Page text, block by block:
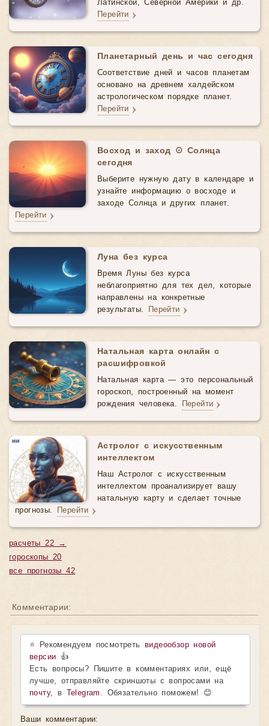
Латинской, Северной Америки и др.
Перейти
Планетарный день и час сегодня
Соответствие дней и часов планетам
основано на древнем халдейском
астрологическом порядке планет.
Перейти
Восход и заход ☉ Солнца
сегодня
Выберите нужную дату в календаре и
узнайте информацию о восходе и
заходе Солнца и других планет.
Перейти
Луна без курса
Время Луны без курса
неблагоприятно для тех дел, которые
направлены на конкретные
результаты. Перейти
Натальная карта онлайн с
расшифровкой
Натальная карта — это персональный
гороскоп, построенный на момент
рождения человека. Перейти
Астролог с искусственным
интеллектом
Наш Астролог с искусственным
интеллектом проанализирует вашу
натальную карту и сделает точные
прогнозы. Перейти
расчеты 22 →
гороскопы 20
все прогнозы 42
Комментарии:
⭐ Рекомендуем посмотретьвидеообзор новой
версии 👍
Есть вопросы? Пишите в комментариях или, ещё
лучше, отправляйте скриншоты с вопросами на
почту, в Telegram . Обязательно поможем! 😊
Ваши комментарии: